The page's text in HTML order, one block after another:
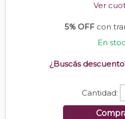
Ver
5% OFFcon
En
¿Buscás
Cantidad: